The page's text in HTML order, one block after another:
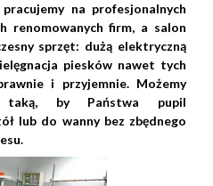
na profesjonalnych
renomowanych firm, a salon
sprzęt: dużą elektryczną
piesków nawet tych
i przyjemnie. Możemy
taką, by Państwa pupil
lub do wanny bez zbędnego